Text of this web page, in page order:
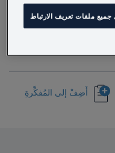
أَضِفْ إلى المُفكِّرةِ
جميع ملفات تعريف الارتباط